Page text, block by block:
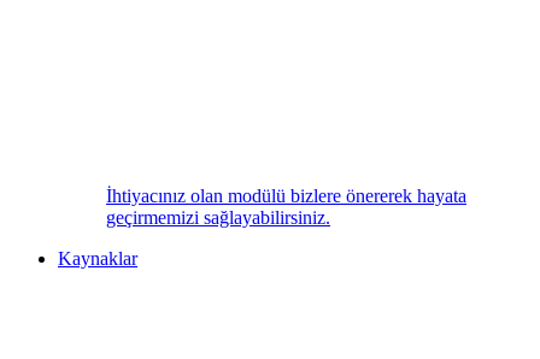
İhtiyacınız olan modülü bizlere önererek hayata
geçirmemizi sağlayabilirsiniz.
Kaynaklar